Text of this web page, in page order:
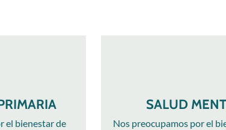
el bienestar de
SALUD
Nos preocupamos por el